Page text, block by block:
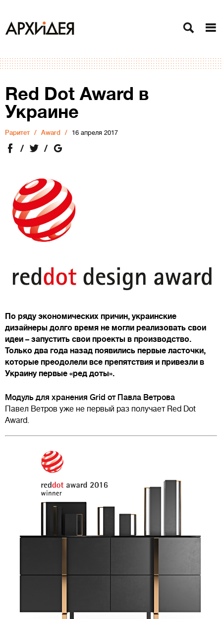
Red Dot Award в
Украине
Раритет Award 16 апреля 2017
По ряду экономических причин, украинские
дизайнеры долго время не могли реализовать свои
идеи – запустить свои проекты в производство.
Только два года назад появились первые ласточки,
которые преодолели все препятствия и привезли в
Украину первые «ред доты».
Модуль для хранения Grid от Павла Ветрова
Павел Ветров уже не первый раз получает Red Dot
Award.